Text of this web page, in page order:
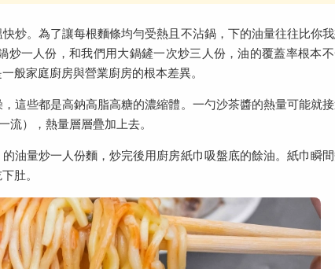
炒。為了讓每根麵條均勻受熱且不沾鍋，下的油量往往比你
一人份，和我們用大鍋鏟一次炒三人份，油的覆蓋率根本
般家庭廚房與營業廚房的根本差異。
這些都是高鈉高脂高糖的濃縮體。一勺沙茶醬的熱量可能就
），熱量層層疊加上去。
油量炒一人份麵，炒完後用廚房紙巾吸盤底的餘油。紙巾瞬
肚。